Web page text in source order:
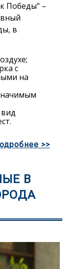
Победы" –
в
с
на
>>
В